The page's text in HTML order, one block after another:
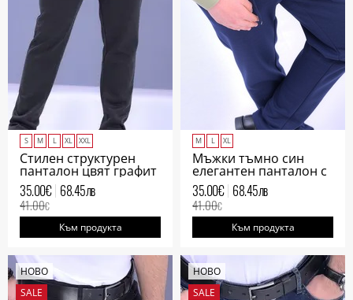
S M L XL XXL
Стилен структурен
панталон цвят графит
мъжки
35.00€ 68.45лв
41.00€
Към продукта
M L XL
Мъжки тъмно син
елегантен панталон с
италиански джоб
35.00€ 68.45лв
41.00€
Към продукта
НОВО
SALE
НОВО
SALE